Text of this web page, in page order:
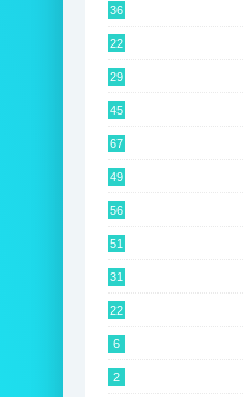
36
22
29
45
67
49
56
51
31
22
6
2